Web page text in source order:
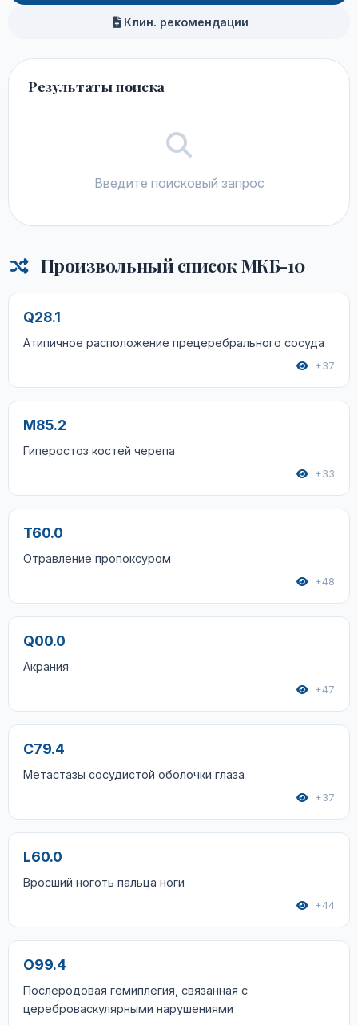
Клин. рекомендации
Результаты поиска
Введите поисковый запрос
Произвольный список МКБ-10
Q28.1
Атипичное расположение прецеребрального сосуда
+37
M85.2
Гиперостоз костей черепа
+33
T60.0
Отравление пропоксуром
+48
Q00.0
Акрания
+47
C79.4
Метастазы сосудистой оболочки глаза
+37
L60.0
Вросший ноготь пальца ноги
+44
O99.4
Послеродовая гемиплегия, связанная с
цереброваскулярными нарушениями